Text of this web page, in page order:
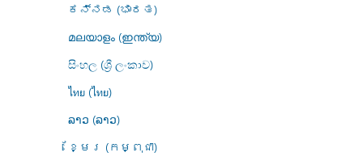
ಕನ್ನಡ (ಭಾರತ)
മലയാളം (ഇന്ത്യ)
සිංහල (ශ්‍රී ලංකාව)
ไทย (ไทย)
ລາວ (ລາວ)
ខ្មែរ (កម្ពុជា)